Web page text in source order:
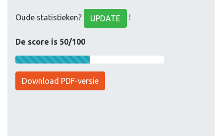
Oude statistieken? UPDATE !
De score is 50/100
Download PDF-versie